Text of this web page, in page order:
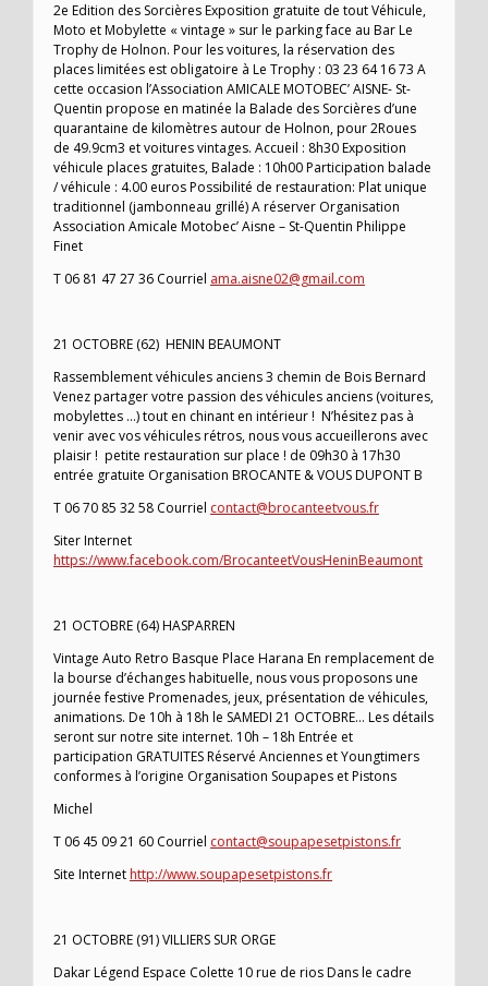
2e Edition des Sorcières Exposition gratuite de tout Véhicule,
Moto et Mobylette « vintage » sur le parking face au Bar Le
Trophy de Holnon. Pour les voitures, la réservation des
places limitées est obligatoire à Le Trophy : 03 23 64 16 73 A
cette occasion l’Association AMICALE MOTOBEC’ AISNE- St-
Quentin propose en matinée la Balade des Sorcières d’une
quarantaine de kilomètres autour de Holnon, pour 2Roues
de 49.9cm3 et voitures vintages. Accueil : 8h30 Exposition
véhicule places gratuites, Balade : 10h00 Participation balade
/ véhicule : 4.00 euros Possibilité de restauration: Plat unique
traditionnel (jambonneau grillé) A réserver Organisation
Association Amicale Motobec’ Aisne – St-Quentin Philippe
Finet
T 06 81 47 27 36 Courriel ama.aisne02@gmail.com
21 OCTOBRE (62) HENIN BEAUMONT
Rassemblement véhicules anciens 3 chemin de Bois Bernard
Venez partager votre passion des véhicules anciens (voitures,
mobylettes …) tout en chinant en intérieur ! N’hésitez pas à
venir avec vos véhicules rétros, nous vous accueillerons avec
plaisir ! petite restauration sur place ! de 09h30 à 17h30
entrée gratuite Organisation BROCANTE & VOUS DUPONT B
T 06 70 85 32 58 Courriel contact@brocanteetvous.fr
Siter Internet
https://www.facebook.com/BrocanteetVousHeninBeaumont
21 OCTOBRE (64) HASPARREN
Vintage Auto Retro Basque Place Harana En remplacement de
la bourse d’échanges habituelle, nous vous proposons une
journée festive Promenades, jeux, présentation de véhicules,
animations. De 10h à 18h le SAMEDI 21 OCTOBRE… Les détails
seront sur notre site internet. 10h – 18h Entrée et
participation GRATUITES Réservé Anciennes et Youngtimers
conformes à l’origine Organisation Soupapes et Pistons
Michel
T 06 45 09 21 60 Courriel contact@soupapesetpistons.fr
Site Internethttp://www.soupapesetpistons.fr
21 OCTOBRE (91) VILLIERS SUR ORGE
Dakar Légend Espace Colette 10 rue de rios Dans le cadre